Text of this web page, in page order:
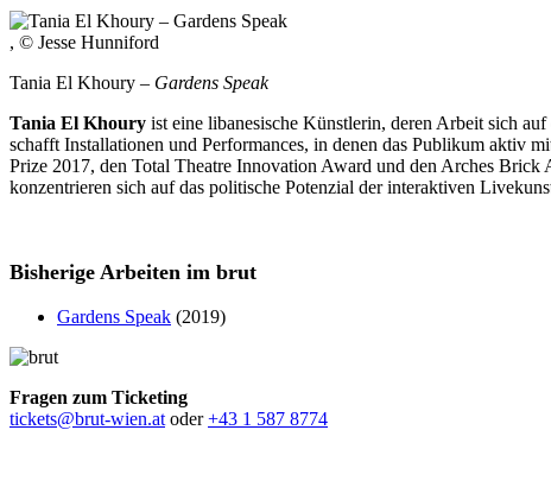
, © Jesse Hunniford
Tania El Khoury – Gardens Speak
Tania El Khoury ist eine libanesische Künstlerin, deren Arbeit sich
schafft Installationen und Performances, in denen das Publikum aktiv
Prize 2017, den Total Theatre Innovation Award und den Arches
konzentrieren sich auf das politische Potenzial der interaktiven
Bisherige Arbeiten im brut
Gardens Speak (2019)
Fragen zum Ticketing
tickets@brut-wien.at oder+43 1 587 8774